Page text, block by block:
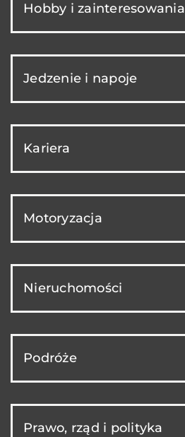
Hobby i zainteresowania
Jedzenie i napoje
Kariera
Motoryzacja
Nieruchomości
Podróże
Prawo, rząd i polityka